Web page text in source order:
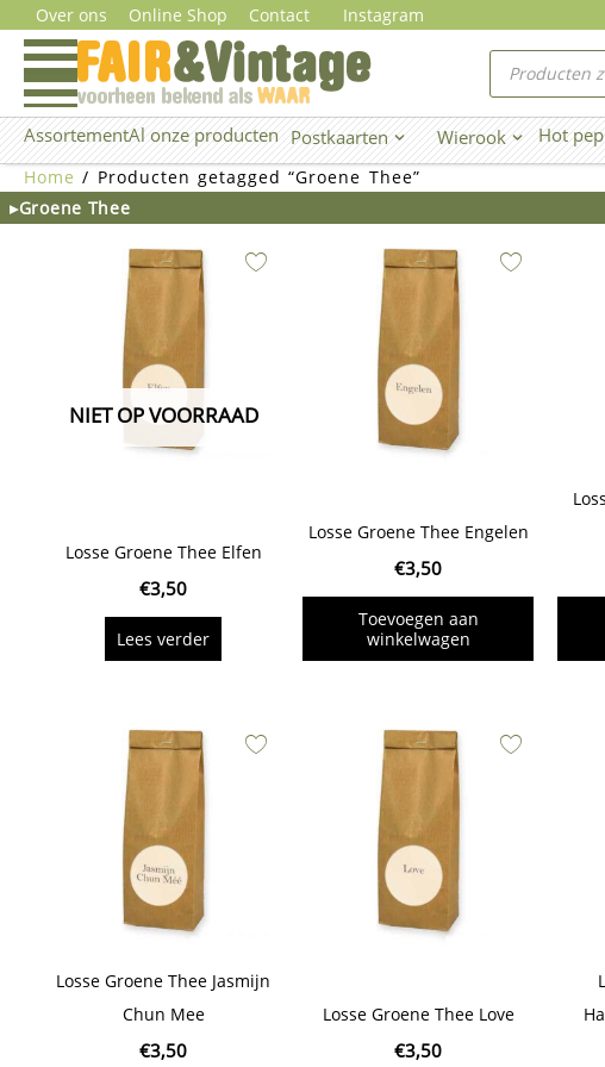
naar
inhoud
Over ons Online Shop Contact Instagram
Producten
zoeken
AssortementAl onze producten Postkaarten Open Postkaarten
Wierook Open Wierook
Hot
Home / Producten getagged “Groene Thee”
▸Groene Thee
NIET OP VOORRAAD
Losse Groene Thee Elfen
€3,50
Lees verder
Losse Groene Thee Engelen
€3,50
Toevoegen aan
winkelwagen
Losse Groene Thee Jasmijn
Chun Mee
€3,50
Losse Groene Thee Love
€3,50